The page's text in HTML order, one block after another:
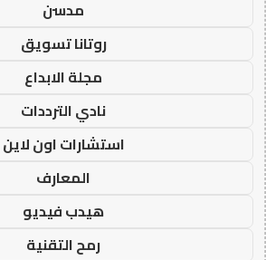
مدسن
روتانا تسويق
مجلة الابداع
نادي الترددات
استشارات اون لاين
المعارف
هيدب فيديو
رمح التقنية